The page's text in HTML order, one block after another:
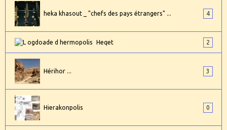
heka khasout _ "chefs des pays étrangers" ... 4
Heqet 2
Hérihor ... 3
Hierakonpolis 0